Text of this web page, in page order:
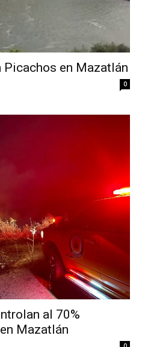
Picachos en Mazatlán
0
al 70%
Mazatlán